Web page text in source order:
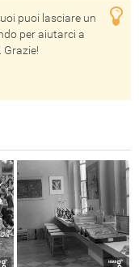
puoi lasciare un
per aiutarci a